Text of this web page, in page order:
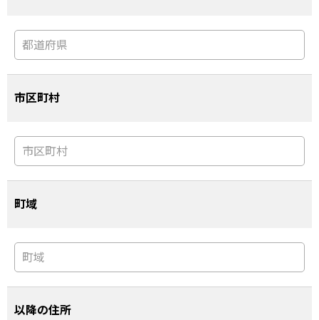
市区町村
町域
以降の住所